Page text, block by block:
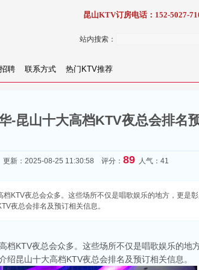
站内搜索：
聘 联系方式 热门KTV推荐
昆山KTV订房电话：152-5027-
-昆山十大高档KTV夜总会排名
更新：2025-08-25 11:30:58 评分： 89 人气：41
KTV夜总会众多。这些场所不仅是唱歌娱乐的地方，更是
夜总会排名及预订相关信息。
KTV夜总会众多。这些场所不仅是唱歌娱乐的地
绍昆山十大高档KTV夜总会排名及预订相关信息。